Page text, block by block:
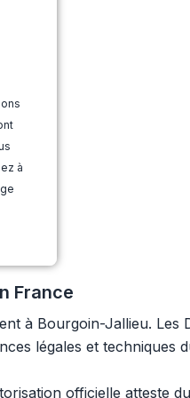
à
France
à Bourgoin-Jallieu. Les
légales et techniques
officielle atteste